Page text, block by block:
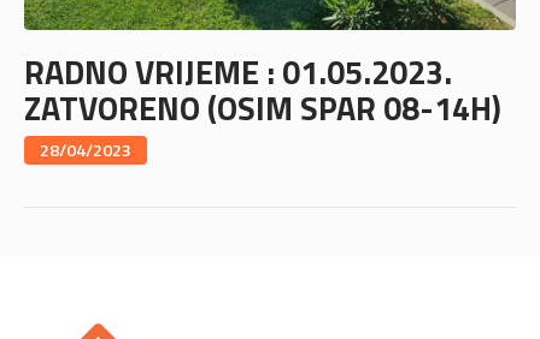
RADNO VRIJEME : 01.05.2023.
ZATVORENO (OSIM SPAR 08-14H)
28/04/2023